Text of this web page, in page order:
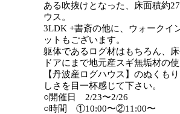
ある吹抜けとなった、床面積約
ウス。
3LDK +書斎の他に、ウォークイ
ットもございます。
躯体であるログ材はもちろん、
ドアにまで地元産スギ無垢材の
【丹波産ログハウス】のぬくも
しさを目一杯感じて下さい。
○開催日 2/23〜2/26
○時間 ①10:00〜②11:00〜